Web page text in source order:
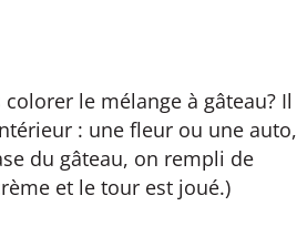
le mélange à gâteau? Il
: une fleur ou une auto,
du gâteau, on rempli de
et le tour est joué.)